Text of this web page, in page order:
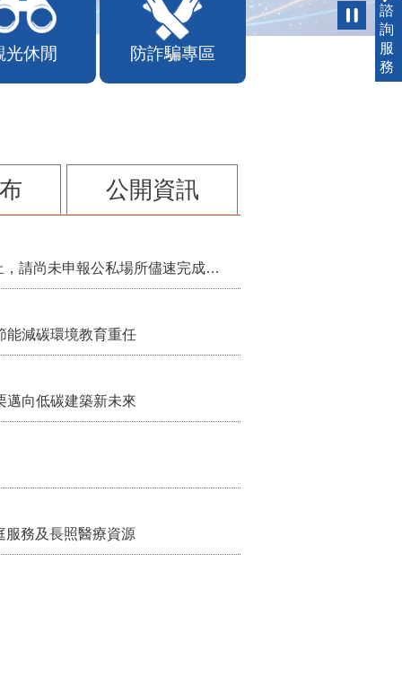
光休閒 防詐騙專區
公開資訊
115年第2季固定源空污費申報已於7月底截止，請尚未申報公私場所儘速完成申繳，以免面臨滯納金及罰鍰!
減碳環境教育重任
向低碳建築新未來
服務及長照醫療資源
諮
詢
服
務